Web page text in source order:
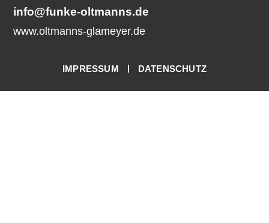
info@funke-oltmanns.de
www.oltmanns-glameyer.de
IMPRESSUM DATENSCHUTZ